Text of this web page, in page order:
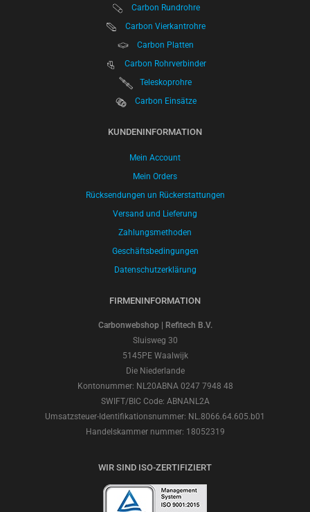
Carbon Rundrohre
Carbon Vierkantrohre
Carbon Platten
Carbon Rohrverbinder
Teleskoprohre
Carbon Einsätze
KUNDENINFORMATION
Mein Account
Mein Orders
Rücksendungen un Rückerstattungen
Versand und Lieferung
Zahlungsmethoden
Geschäftsbedingungen
Datenschutzerklärung
FIRMENINFORMATION
Carbonwebshop | Refitech B.V.
Sluisweg 30
5145PE Waalwijk
Die Niederlande
Kontonummer: NL20ABNA 0247 7948 48
SWIFT/BIC Code: ABNANL2A
Umsatzsteuer-Identifikationsnummer: NL.8066.64.605.b01
Handelskammer nummer: 18052319
WIR SIND ISO-ZERTIFIZIERT